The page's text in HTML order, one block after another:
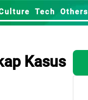
Tech Others
Kasus